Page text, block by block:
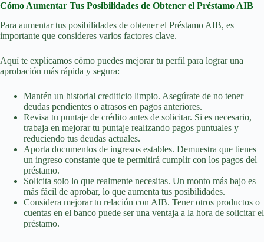
Cómo Aumentar Tus Posibilidades de Obtener el Préstamo AIB
Para aumentar tus posibilidades de obtener el Préstamo AIB, es
importante que consideres varios factores clave.
Aquí te explicamos cómo puedes mejorar tu perfil para lograr una
aprobación más rápida y segura:
Mantén un historial crediticio limpio. Asegúrate de no tener
deudas pendientes o atrasos en pagos anteriores.
Revisa tu puntaje de crédito antes de solicitar. Si es necesario,
trabaja en mejorar tu puntaje realizando pagos puntuales y
reduciendo tus deudas actuales.
Aporta documentos de ingresos estables. Demuestra que tienes
un ingreso constante que te permitirá cumplir con los pagos del
préstamo.
Solicita solo lo que realmente necesitas. Un monto más bajo es
más fácil de aprobar, lo que aumenta tus posibilidades.
Considera mejorar tu relación con AIB. Tener otros productos o
cuentas en el banco puede ser una ventaja a la hora de solicitar el
préstamo.